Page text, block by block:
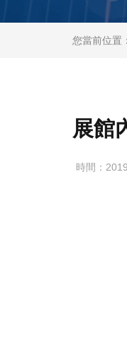
您當前位置：
展館
時間：